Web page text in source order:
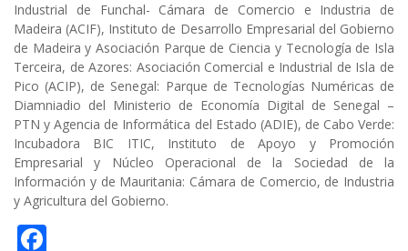
Industrial de Funchal- Cámara de Comercio e Industria de
Madeira (ACIF), Instituto de Desarrollo Empresarial del Gobierno
de Madeira y Asociación Parque de Ciencia y Tecnología de Isla
Terceira, de Azores: Asociación Comercial e Industrial de Isla de
Pico (ACIP), de Senegal: Parque de Tecnologías Numéricas de
Diamniadio del Ministerio de Economía Digital de Senegal –
PTN y Agencia de Informática del Estado (ADIE), de Cabo Verde:
Incubadora BIC ITIC, Instituto de Apoyo y Promoción
Empresarial y Núcleo Operacional de la Sociedad de la
Información y de Mauritania: Cámara de Comercio, de Industria
y Agricultura del Gobierno.